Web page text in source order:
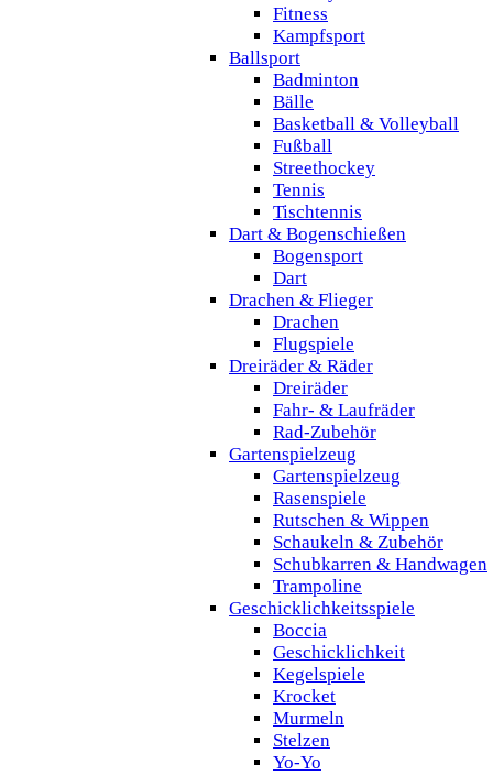
Fitness
Kampfsport
Ballsport
Badminton
Bälle
Basketball & Volleyball
Fußball
Streethockey
Tennis
Tischtennis
Dart & Bogenschießen
Bogensport
Dart
Drachen & Flieger
Drachen
Flugspiele
Dreiräder & Räder
Dreiräder
Fahr- & Laufräder
Rad-Zubehör
Gartenspielzeug
Gartenspielzeug
Rasenspiele
Rutschen & Wippen
Schaukeln & Zubehör
Schubkarren & Handwagen
Trampoline
Geschicklichkeitsspiele
Boccia
Geschicklichkeit
Kegelspiele
Krocket
Murmeln
Stelzen
Yo-Yo